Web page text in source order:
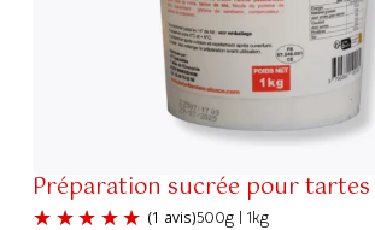
Préparation sucrée pour tartes
500g | 1kg